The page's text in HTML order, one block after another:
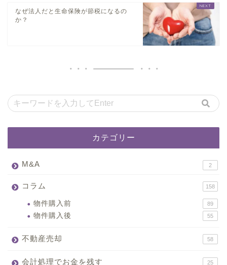
なぜ法人だと生命保険が節税になるの
か？
カテゴリー
M&A 2
コラム 158
物件購入前 89
物件購入後 55
不動産売却 58
会計処理でお金を残す 25